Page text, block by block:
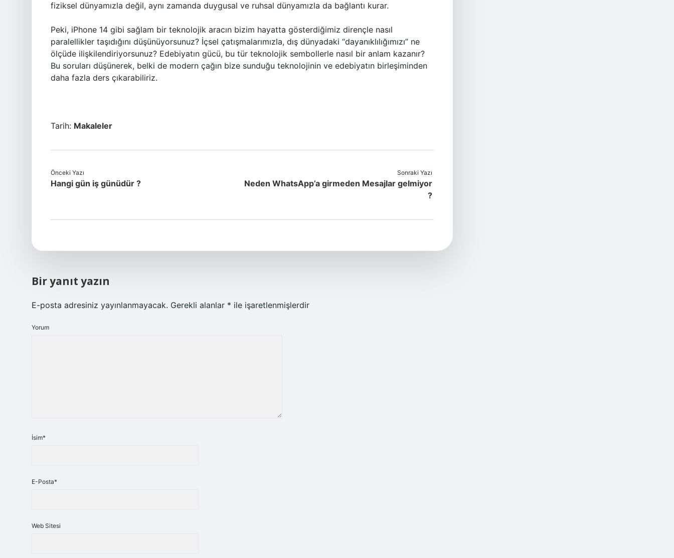
fiziksel dünyamızla değil, aynı zamanda duygusal ve ruhsal dünyamızla da bağlantı kurar.
Peki, iPhone 14 gibi sağlam bir teknolojik aracın bizim hayatta gösterdiğimiz dirençle nasıl
paralellikler taşıdığını düşünüyorsunuz? İçsel çatışmalarımızla, dış dünyadaki “dayanıklılığımızı” ne
ölçüde ilişkilendiriyorsunuz? Edebiyatın gücü, bu tür teknolojik sembollerle nasıl bir anlam kazanır?
Bu soruları düşünerek, belki de modern çağın bize sunduğu teknolojinin ve edebiyatın birleşiminden
daha fazla ders çıkarabiliriz.
Tarih: Makaleler
Önceki Yazı
Hangi gün iş günüdür ?
Sonraki Yazı
Neden WhatsApp’a girmeden Mesajlar gelmiyor
?
Bir yanıt yazın
E-posta adresiniz yayınlanmayacak. Gerekli alanlar * ile işaretlenmişlerdir
Yorum
İsim*
E-Posta*
Web Sitesi